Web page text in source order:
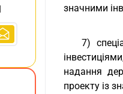
значними
7)
надання
проекту із